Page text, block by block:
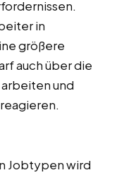
in
größere
auch über die
und
Jobtypen wird